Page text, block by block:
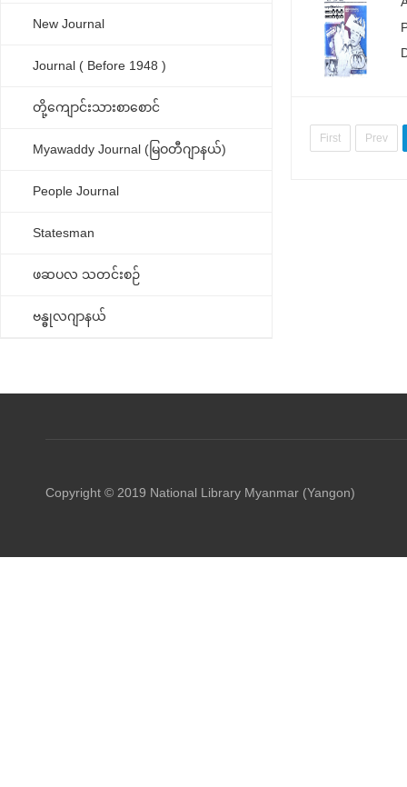
New Journal
Journal ( Before 1948 )
တို့ကျောင်းသားစာစောင်
Myawaddy Journal (မြဝတီဂျာနယ်)
People Journal
Statesman
ဖဆပလ သတင်းစဉ်
ဗန္ဓုလဂျာနယ်
First Prev
Copyright © 2019 National Library Myanmar (Yangon)